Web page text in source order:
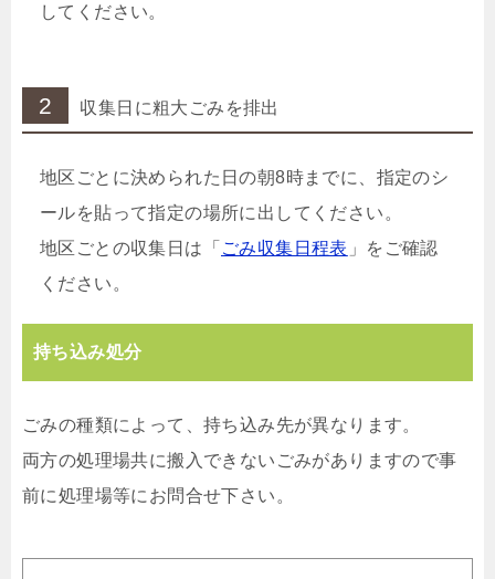
してください。
2 収集日に粗大ごみを排出
地区ごとに決められた日の朝8時までに、指定のシ
ールを貼って指定の場所に出してください。
地区ごとの収集日は「 ごみ収集日程表 」をご確認
ください。
持ち込み処分
ごみの種類によって、持ち込み先が異なります。
両方の処理場共に搬入できないごみがありますので事
前に処理場等にお問合せ下さい。